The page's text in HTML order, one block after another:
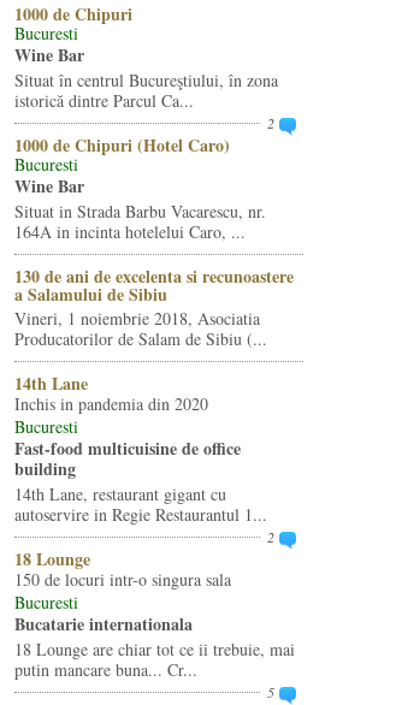
1000 de Chipuri
Bucuresti
Wine Bar
Situat în centrul Bucureştiului, în zona
istorică dintre Parcul Ca...
2
1000 de Chipuri (Hotel Caro)
Bucuresti
Wine Bar
Situat in Strada Barbu Vacarescu, nr.
164A in incinta hotelelui Caro, ...
130 de ani de excelenta si recunoastere
a Salamului de Sibiu
Vineri, 1 noiembrie 2018, Asociatia
Producatorilor de Salam de Sibiu (...
14th Lane
Inchis in pandemia din 2020
Bucuresti
Fast-food multicuisine de office
building
14th Lane, restaurant gigant cu
autoservire in Regie Restaurantul 1...
2
18 Lounge
150 de locuri intr-o singura sala
Bucuresti
Bucatarie internationala
18 Lounge are chiar tot ce ii trebuie, mai
putin mancare buna... Cr...
5